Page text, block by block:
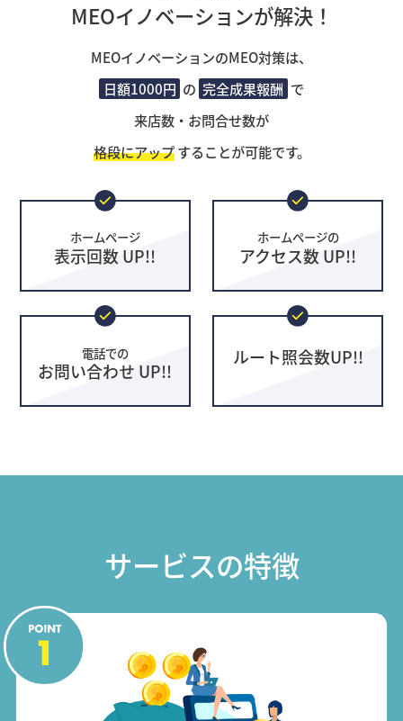
MEOイノベーションが解決！
MEOイノベーションのMEO対策は、
日額1000円 の 完全成果報酬 で
来店数・お問合せ数が
格段にアップすることが可能です。
ホームページ
表示回数 UP!!
ホームページの
アクセス数 UP!!
電話での
お問い合わせ UP!!
ルート照会数UP!!
サービスの特徴